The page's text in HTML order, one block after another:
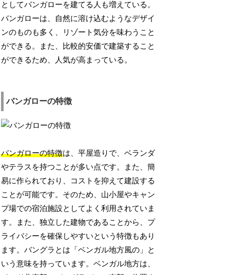
としてバンガローを建てる人も増えている。
バンガローは、自然に溶け込むようなデザイ
ンのものも多く、リゾート気分を味わうこと
ができる。また、比較的安価で建築すること
ができるため、人気が高まっている。
バンガローの特徴
バンガローの特徴は、平屋造りで、ベランダ
やテラスを持つことが多い点です。また、簡
易に作られており、コストを抑えて建設する
ことが可能です。そのため、山小屋やキャン
プ場での宿泊施設としてよく利用されていま
す。また、独立した建物であることから、プ
ライバシーを確保しやすいという特徴もあり
ます。バングラとは「ベンガル地方風の」と
いう意味を持っています。ベンガル地方は、